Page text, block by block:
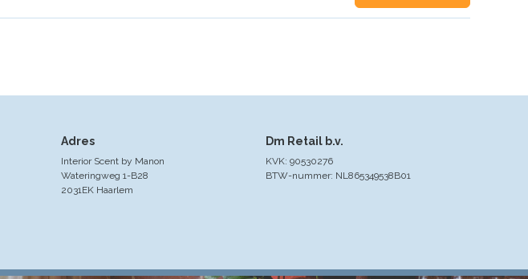
Adres
Interior Scent by Manon
Wateringweg 1-B28
2031EK Haarlem
Dm Retail b.v.
KVK: 90530276
BTW-nummer: NL865349538B01